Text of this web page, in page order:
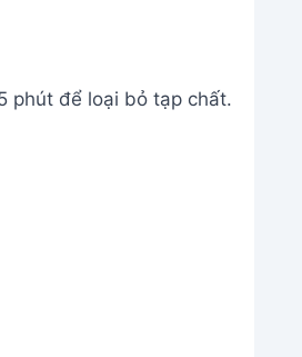
phút để loại bỏ tạp chất.